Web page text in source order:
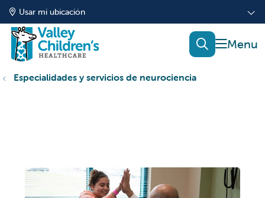
Usar mi ubicación
mostrar
buscar
Especialidades y servicios de neurociencia